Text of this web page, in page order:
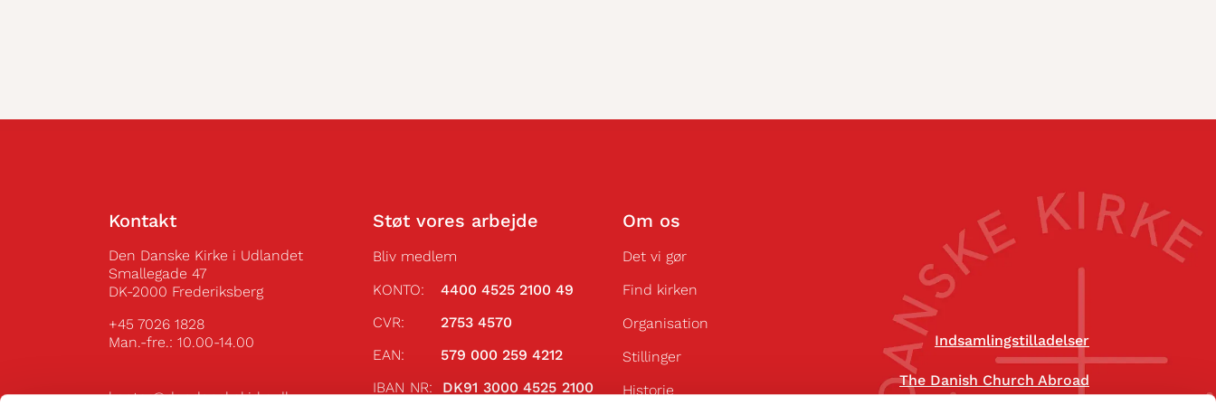
Kontakt
Den Danske Kirke i Udlandet
Smallegade 47
DK-2000 Frederiksberg
+45 7026 1828
Man.-fre.: 10.00-14.00
kontor@dendanskekirke.dk
Støt vores arbejde
Bliv medlem
KONTO:
4400 4525 2100 49
CVR: 2753 4570
EAN: 579 000 259 4212
IBAN NR: DK91 3000 4525 2100
Om os
Det vi gør
Find kirken
Organisation
Stillinger
Historie
Indsamlingstilladelser
The Danish Church Abroad